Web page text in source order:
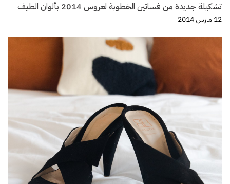
تشكيلة جديدة من فساتين الخطوبة لعروس 2014 بألوان الطيف
12 مارس 2014